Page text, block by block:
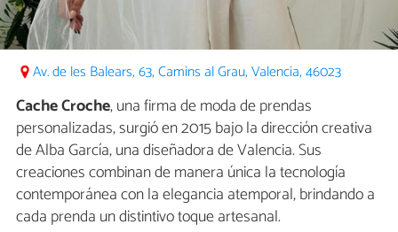
Av. de les Balears, 63, Camins al Grau, Valencia, 46023
Cache Croche, una firma de moda de prendas
personalizadas, surgió en 2015 bajo la dirección creativa
de Alba García, una diseñadora de Valencia. Sus
creaciones combinan de manera única la tecnología
contemporánea con la elegancia atemporal, brindando a
cada prenda un distintivo toque artesanal.